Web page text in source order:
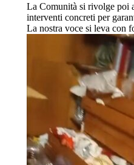
La Comunità si rivolge poi
interventi concreti per
La nostra voce si leva con